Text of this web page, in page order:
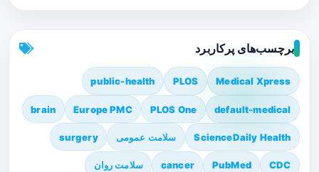
برچسب‌های پرکاربرد
Medical Xpress
PLOS
public-health
default-medical
PLOS One
Europe PMC
brain
ScienceDaily Health سلامت عمومی surgery
CDC
PubMed
cancer سلامت روان